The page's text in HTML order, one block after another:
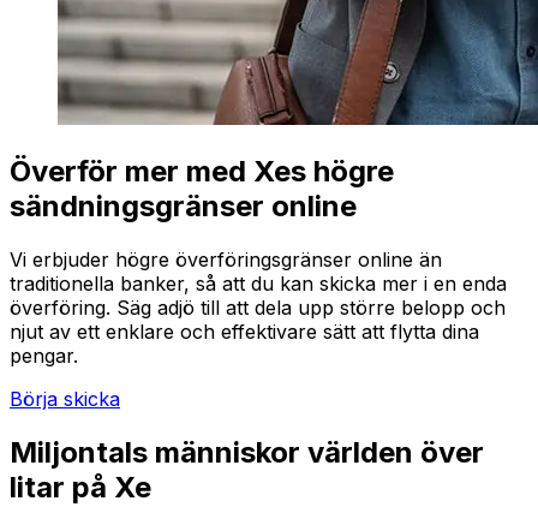
Överför mer med Xes högre
sändningsgränser online
Vi erbjuder högre överföringsgränser online än
traditionella banker, så att du kan skicka mer i en enda
överföring. Säg adjö till att dela upp större belopp och
njut av ett enklare och effektivare sätt att flytta dina
pengar.
Börja skicka
Miljontals människor världen över
litar på Xe